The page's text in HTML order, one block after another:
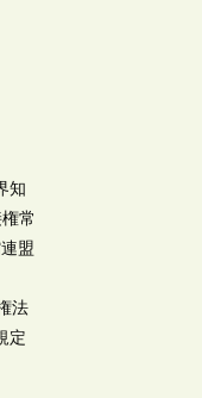
知
常
盟
法
定